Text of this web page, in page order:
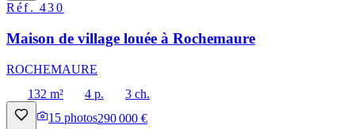
Réf.430
Maison de village louée à Rochemaure
ROCHEMAURE
132 m²
4 p.
3 ch.
15 photos290 000 €